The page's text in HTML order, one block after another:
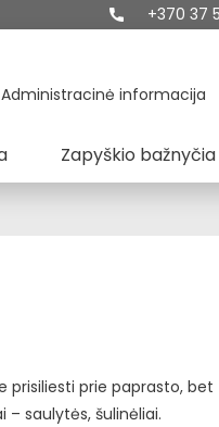
+370 37
Administracinė informacija
Zapyškio bažnyčia
prisiliesti prie paprasto, bet
– saulytės, šulinėliai.